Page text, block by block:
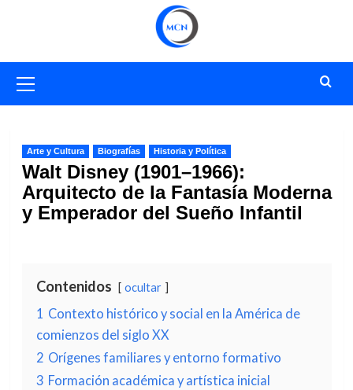
primario
Arte y Cultura Biografías Historia y Política
Walt Disney (1901–1966):
Arquitecto de la Fantasía Moderna
y Emperador del Sueño Infantil
Contenidos ocultar
1 Contexto histórico y social en la América de
comienzos del siglo XX
2 Orígenes familiares y entorno formativo
3 Formación académica y artística inicial